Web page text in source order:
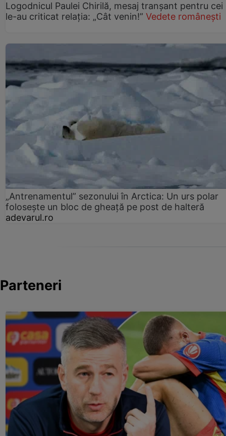
Logodnicul Paulei Chirilă, mesaj tranșant pentru cei
le-au criticat relația: „Cât venin!” Vedete românești
„Antrenamentul” sezonului în Arctica: Un urs polar
folosește un bloc de gheață pe post de halteră
adevarul.ro
Parteneri